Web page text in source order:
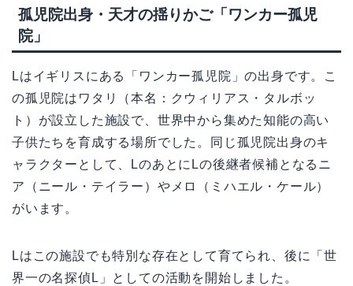
孤児院出身・天才の揺りかご「ワンカー孤児
院」
Lはイギリスにある「ワンカー孤児院」の出身です。こ
の孤児院はワタリ（本名：クウィリアス・タルボッ
ト）が設立した施設で、世界中から集めた知能の高い
子供たちを育成する場所でした。同じ孤児院出身のキ
ャラクターとして、LのあとにLの後継者候補となるニ
ア（ニール・テイラー）やメロ（ミハエル・ケール）
がいます。
Lはこの施設でも特別な存在として育てられ、後に「世
界一の名探偵L」としての活動を開始しました。